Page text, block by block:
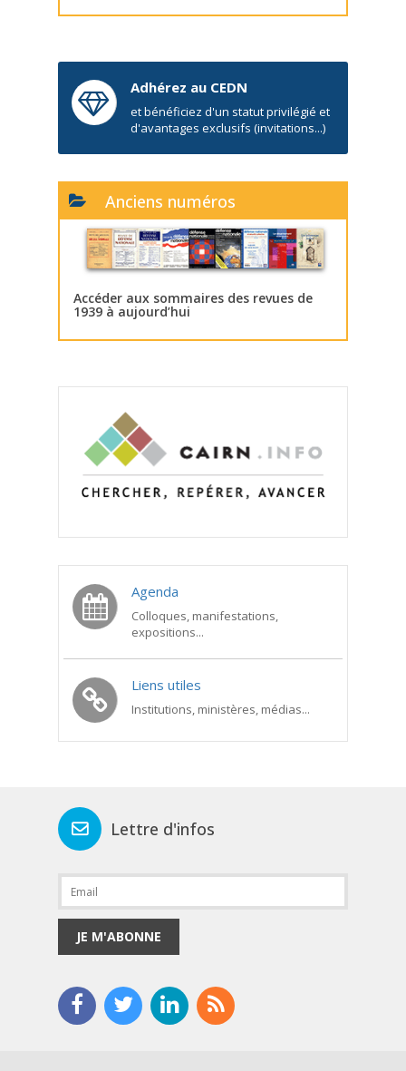
Adhérez au CEDN
et bénéficiez d'un statut privilégié et
d'avantages exclusifs (invitations...)
Anciens numéros
Accéder aux sommaires des revues de
1939 à aujourd’hui
Agenda
Colloques, manifestations,
expositions...
Liens utiles
Institutions, ministères, médias...
Lettre d'infos
JE M'ABONNE